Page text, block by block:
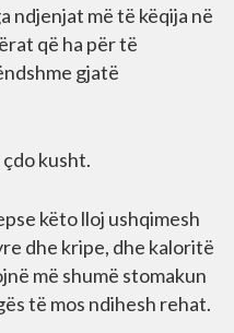
ndjenjat më të këqija në
që ha për të
gjatë
kusht.
këto lloj ushqimesh
dhe kripe, dhe kaloritë
më shumë stomakun
të mos ndihesh rehat.